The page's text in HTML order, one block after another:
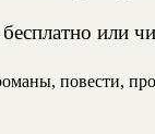
или
повести,